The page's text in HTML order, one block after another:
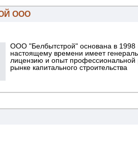
ООО
ООО "Белбытстрой" основана в 1998
настоящему времени имеет
лицензию и опыт профессиональной
рынке капитального строительства